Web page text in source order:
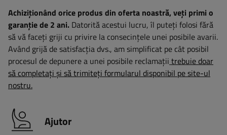
Achiziționând orice produs din oferta noastră, veți primi o
garanție de 2 ani. Datorită acestui lucru, îl puteți folosi fără
să vă faceți griji cu privire la consecințele unei posibile avarii.
Având grijă de satisfacția dvs., am simplificat pe cât posibil
procesul de depunere a unei posibile reclamații trebuie doar
să completați și să trimiteți formularul disponibil pe site-ul
nostru.
Ajutor